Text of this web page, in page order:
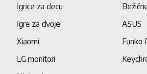
Igrice za decu
Igre za dvoje
ASUS
Xiaomi
Funko
LG monitori